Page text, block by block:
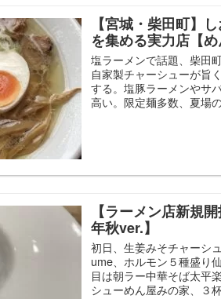
【宮城・柴田町】
を集める実力店【め
塩ラーメンで話題、柴田
自家製チャーシューが旨
する。塩豚ラーメンやサ
高い。限定麺多数、夏場
【ラーメン店新規
年秋ver.】
初日、生姜みそチャーシ
ume、ホルモン５種盛り
目は朝ラー中華そば太平
シューめん屋みの家、３